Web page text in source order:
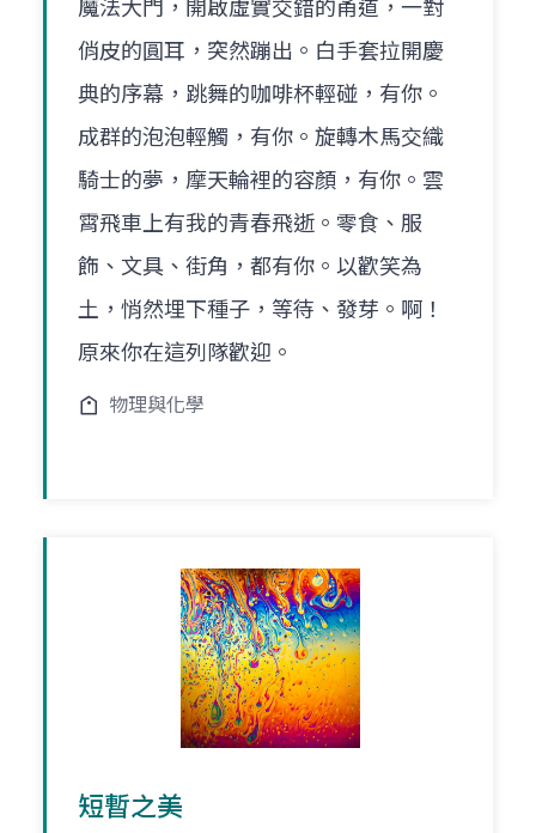
魔法大門，開啟虛實交錯的甬道，一對
俏皮的圓耳，突然蹦出。白手套拉開慶
典的序幕，跳舞的咖啡杯輕碰，有你。
成群的泡泡輕觸，有你。旋轉木馬交織
騎士的夢，摩天輪裡的容顏，有你。雲
霄飛車上有我的青春飛逝。零食、服
飾、文具、街角，都有你。以歡笑為
土，悄然埋下種子，等待、發芽。啊！
原來你在這列隊歡迎。
物理與化學
短暫之美